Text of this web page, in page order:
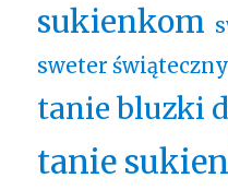
sukienkom
sweter świąteczny
tanie bluzki
tanie